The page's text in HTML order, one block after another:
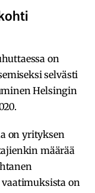
on
selvästi
Helsingin
on yrityksen
määrää
on